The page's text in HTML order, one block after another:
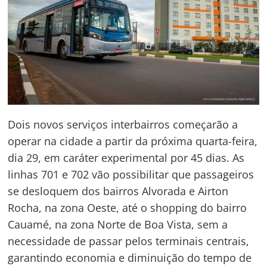
Dois novos serviços interbairros começarão a
operar na cidade a partir da próxima quarta-feira,
dia 29, em caráter experimental por 45 dias. As
linhas 701 e 702 vão possibilitar que passageiros
se desloquem dos bairros Alvorada e Airton
Rocha, na zona Oeste, até o shopping do bairro
Cauamé, na zona Norte de Boa Vista, sem a
necessidade de passar pelos terminais centrais,
garantindo economia e diminuição do tempo de